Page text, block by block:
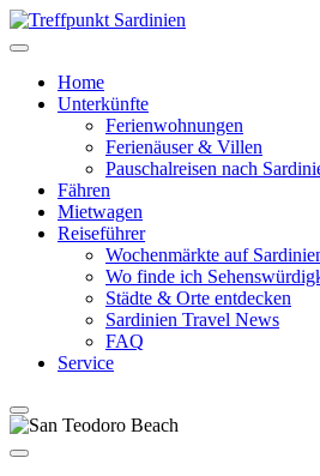
Home
Unterkünfte
Ferienwohnungen
Ferienäuser & Villen
Pauschalreisen nach
Fähren
Mietwagen
Reiseführer
Wochenmärkte auf
Wo finde ich
Städte & Orte entdecken
Sardinien Travel News
FAQ
Service